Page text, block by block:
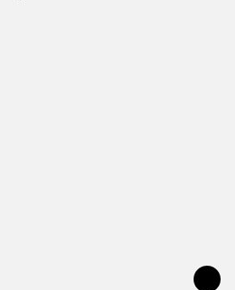
MAY 27,